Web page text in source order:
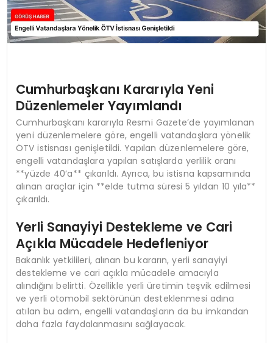
Cumhurbaşkanı Kararıyla Yeni
Düzenlemeler Yayımlandı
Cumhurbaşkanı kararıyla Resmi Gazete’de yayımlanan
yeni düzenlemelere göre, engelli vatandaşlara yönelik
ÖTV istisnası genişletildi. Yapılan düzenlemelere göre,
engelli vatandaşlara yapılan satışlarda yerlilik oranı
**yüzde 40’a** çıkarıldı. Ayrıca, bu istisna kapsamında
alınan araçlar için **elde tutma süresi 5 yıldan 10 yıla**
çıkarıldı.
Yerli Sanayiyi Destekleme ve Cari
Açıkla Mücadele Hedefleniyor
Bakanlık yetkilileri, alınan bu kararın, yerli sanayiyi
destekleme ve cari açıkla mücadele amacıyla
alındığını belirtti. Özellikle yerli üretimin teşvik edilmesi
ve yerli otomobil sektörünün desteklenmesi adına
atılan bu adım, engelli vatandaşların da bu imkandan
daha fazla faydalanmasını sağlayacak.